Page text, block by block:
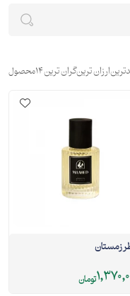
ارزان ترینگران ترین14محصول
زمستان
تومان